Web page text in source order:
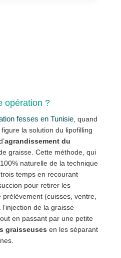
opération ?
fesses en Tunisie , quand
la solution du lipofilling
agrandissement du
graisse. Cette méthode, qui
naturelle de la technique
temps en recourant
pour retirer les
(cuisses, ventre,
de la graisse
en passant par une petite
graisseuses en les séparant